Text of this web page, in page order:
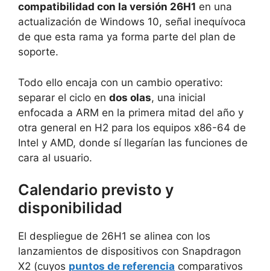
compatibilidad con la versión 26H1 en una
actualización de Windows 10, señal inequívoca
de que esta rama ya forma parte del plan de
soporte.
Todo ello encaja con un cambio operativo:
separar el ciclo en dos olas, una inicial
enfocada a ARM en la primera mitad del año y
otra general en H2 para los equipos x86-64 de
Intel y AMD, donde sí llegarían las funciones de
cara al usuario.
Calendario previsto y
disponibilidad
El despliegue de 26H1 se alinea con los
lanzamientos de dispositivos con Snapdragon
X2 (cuyos puntos de referencia comparativos